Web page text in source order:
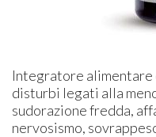
Integratore
disturbi legati alla
sudorazione fredda,
nervosismo,